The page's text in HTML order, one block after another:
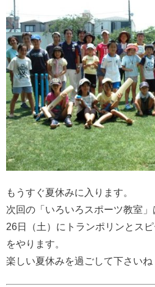
もうすぐ夏休みに入ります。
次回の「いろいろスポーツ教室
26日（土）にトランポリンとス
をやります。
楽しい夏休みを過ごして下さいね